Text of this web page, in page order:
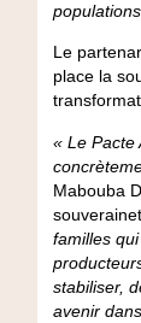
Le
place la
« Le Pacte
Mabouba
familles
stabiliser,
avenir